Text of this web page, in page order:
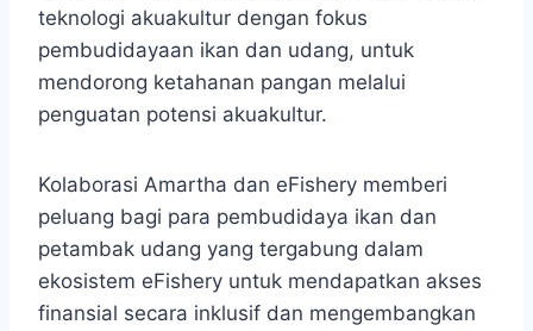
teknologi akuakultur dengan fokus
pembudidayaan ikan dan udang, untuk
mendorong ketahanan pangan melalui
penguatan potensi akuakultur.
Kolaborasi Amartha dan eFishery memberi
peluang bagi para pembudidaya ikan dan
petambak udang yang tergabung dalam
ekosistem eFishery untuk mendapatkan akses
finansial secara inklusif dan mengembangkan